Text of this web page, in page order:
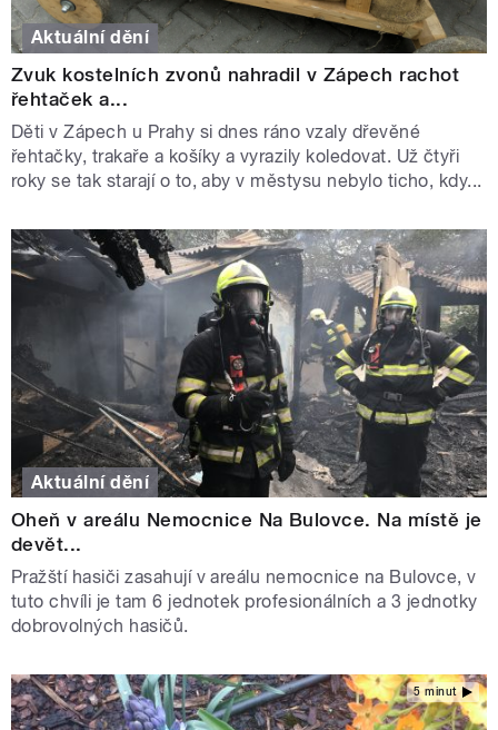
Aktuální dění
Zvuk kostelních zvonů nahradil v Zápech rachot
řehtaček a...
Děti v Zápech u Prahy si dnes ráno vzaly dřevěné
řehtačky, trakaře a košíky a vyrazily koledovat. Už čtyři
roky se tak starají o to, aby v městysu nebylo ticho, kdy...
Aktuální dění
Oheň v areálu Nemocnice Na Bulovce. Na místě je
devět...
Pražští hasiči zasahují v areálu nemocnice na Bulovce, v
tuto chvíli je tam 6 jednotek profesionálních a 3 jednotky
dobrovolných hasičů.
5 minut